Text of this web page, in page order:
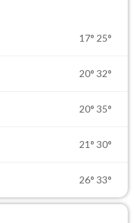
17° 25°
20° 32°
20° 35°
21° 30°
26° 33°